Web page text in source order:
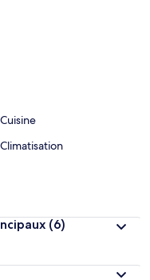
à 9 min.
Cuisine
Climatisation
(6)